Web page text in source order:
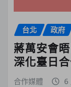
台北 政府
蔣萬安會
深化臺日
合作媒體 6